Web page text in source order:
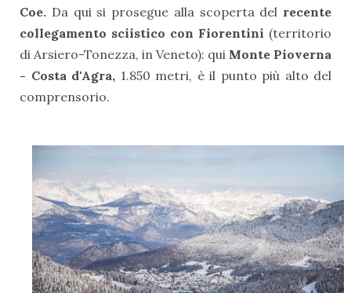
Coe. Da qui si prosegue alla scoperta del recente
collegamento sciistico con Fiorentini (territorio
di Arsiero-Tonezza, in Veneto): qui Monte Pioverna
- Costa d'Agra, 1.850 metri, è il punto più alto del
comprensorio.